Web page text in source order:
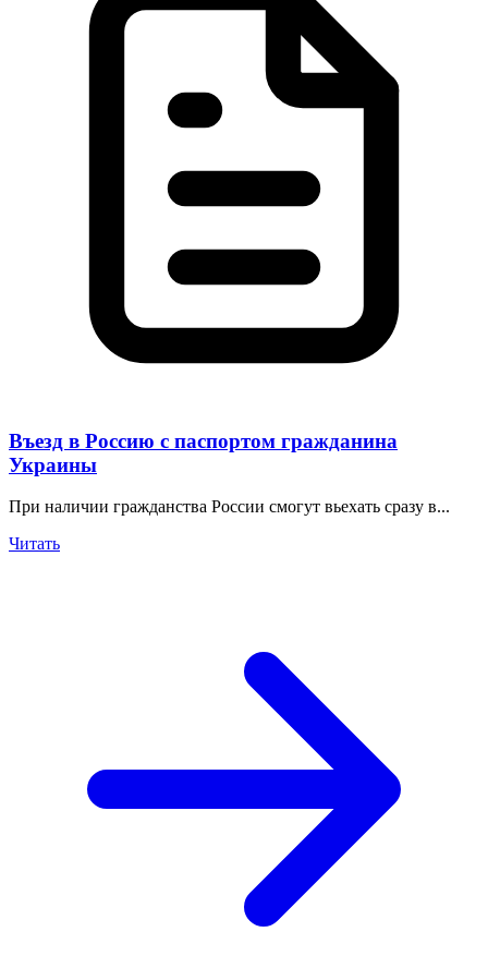
Въезд в Россию с паспортом гражданина
Украины
При наличии гражданства России смогут вьехать сразу в...
Читать